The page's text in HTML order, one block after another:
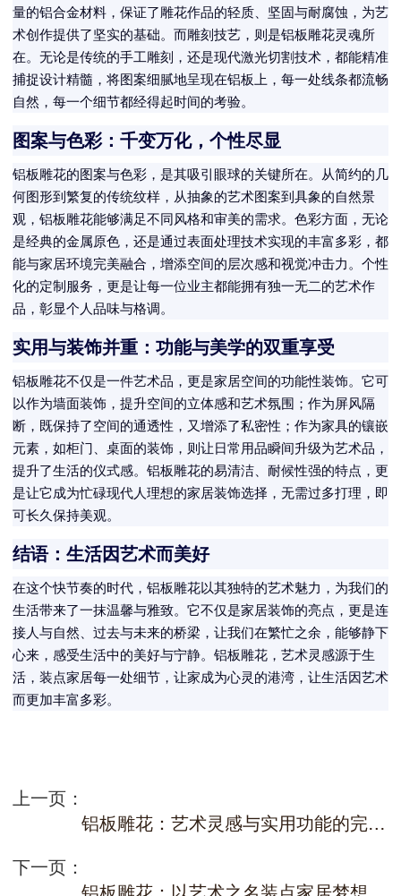
量的铝合金材料，保证了雕花作品的轻质、坚固与耐腐蚀，为艺
术创作提供了坚实的基础。而雕刻技艺，则是铝板雕花灵魂所
在。无论是传统的手工雕刻，还是现代激光切割技术，都能精准
捕捉设计精髓，将图案细腻地呈现在铝板上，每一处线条都流畅
自然，每一个细节都经得起时间的考验。
图案与色彩：千变万化，个性尽显
铝板雕花的图案与色彩，是其吸引眼球的关键所在。从简约的几
何图形到繁复的传统纹样，从抽象的艺术图案到具象的自然景
观，铝板雕花能够满足不同风格和审美的需求。色彩方面，无论
是经典的金属原色，还是通过表面处理技术实现的丰富多彩，都
能与家居环境完美融合，增添空间的层次感和视觉冲击力。个性
化的定制服务，更是让每一位业主都能拥有独一无二的艺术作
品，彰显个人品味与格调。
实用与装饰并重：功能与美学的双重享受
铝板雕花不仅是一件艺术品，更是家居空间的功能性装饰。它可
以作为墙面装饰，提升空间的立体感和艺术氛围；作为屏风隔
断，既保持了空间的通透性，又增添了私密性；作为家具的镶嵌
元素，如柜门、桌面的装饰，则让日常用品瞬间升级为艺术品，
提升了生活的仪式感。铝板雕花的易清洁、耐候性强的特点，更
是让它成为忙碌现代人理想的家居装饰选择，无需过多打理，即
可长久保持美观。
结语：生活因艺术而美好
在这个快节奏的时代，铝板雕花以其独特的艺术魅力，为我们的
生活带来了一抹温馨与雅致。它不仅是家居装饰的亮点，更是连
接人与自然、过去与未来的桥梁，让我们在繁忙之余，能够静下
心来，感受生活中的美好与宁静。铝板雕花，艺术灵感源于生
活，装点家居每一处细节，让家成为心灵的港湾，让生活因艺术
而更加丰富多彩。
上一页：
铝板雕花：艺术灵感与实用功能的完美结合
下一页：